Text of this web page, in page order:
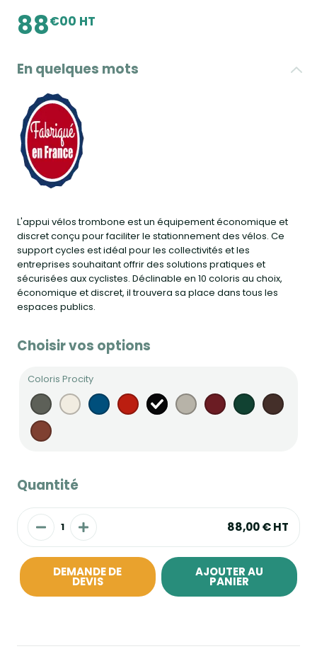
88€00 HT
En quelques mots
L'appui vélos trombone est un équipement économique et
discret conçu pour faciliter le stationnement des vélos. Ce
support cycles est idéal pour les collectivités et les
entreprises souhaitant offrir des solutions pratiques et
sécurisées aux cyclistes. Déclinable en 10 coloris au choix,
économique et discret, il trouvera sa place dans tous les
espaces publics.
Choisir vos options
Coloris Procity
Quantité
88,00 €HT
DEMANDE DE
DEVIS
AJOUTER AU
PANIER